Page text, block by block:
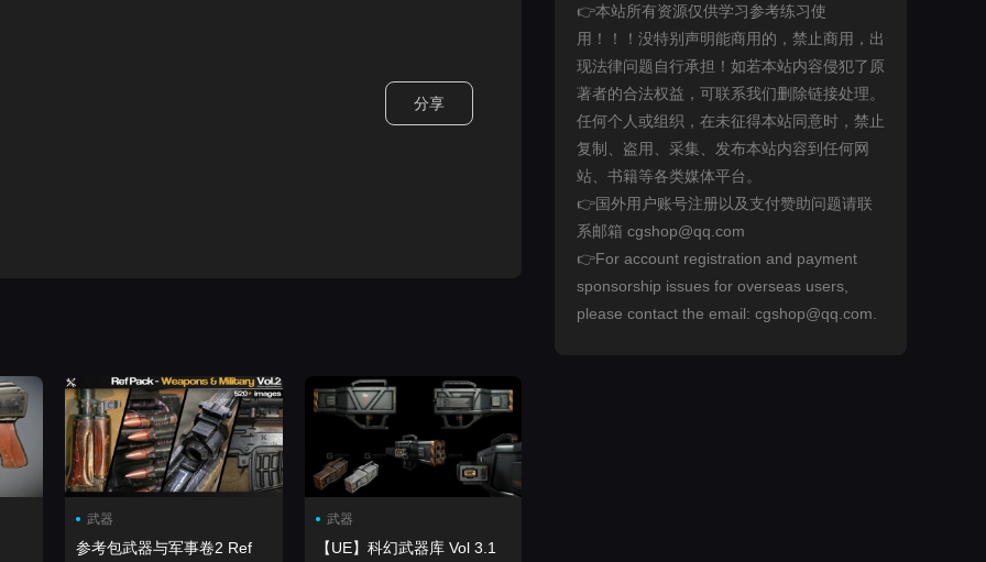
分享
武器
参考包武器与军事卷2 Ref
武器
【UE】科幻武器库 Vol 3.1
👉本站所有资源仅供学习参考练习使
用！！！没特别声明能商用的，禁止商用，出
现法律问题自行承担！如若本站内容侵犯了原
著者的合法权益，可联系我们删除链接处理。
任何个人或组织，在未征得本站同意时，禁止
复制、盗用、采集、发布本站内容到任何网
站、书籍等各类媒体平台。
👉国外用户账号注册以及支付赞助问题请联
系邮箱 cgshop@qq.com
👉For account registration and payment
sponsorship issues for overseas users,
please contact the email: cgshop@qq.com.